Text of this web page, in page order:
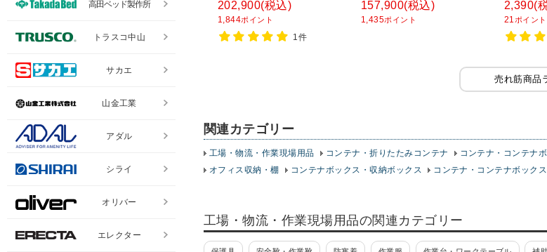
段 66個収納 50kg/段 工具保管庫
幅852×奥行320×高さ1800mm
202,900(税込)
1,844ポイント
1件
段 33個収納 50kg/段 工具保管庫
幅852×奥行320×高さ1800mm
157,900(税込)
1,435ポイント
コン 箱
コ中山
2,390(
21 ポイント
売れ筋商品
関連カテゴリー
工場・物流・作業現場用品 コンテナ・折りたたみコンテナ
コンテナ・コンテナ
オフィス収納・棚
コンテナボックス・収納ボックス コンテナ・コンテナボックス
工場・物流・作業現場用品の関連カテゴリー
高田ベッド製作所
トラスコ中山
サカエ
山金工業
アダル
シライ
オリバー
エレクター